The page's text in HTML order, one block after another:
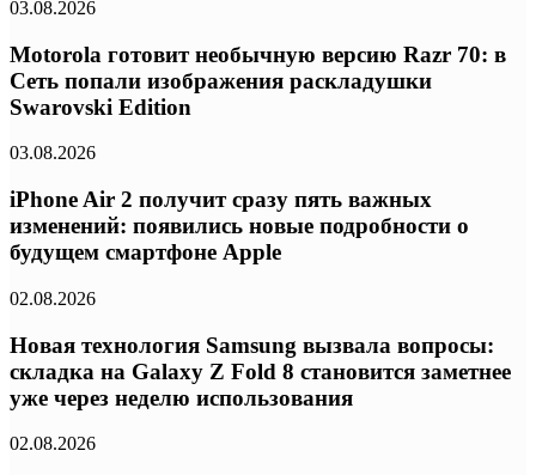
03.08.2026
Motorola готовит необычную версию Razr 70: в
Сеть попали изображения раскладушки
Swarovski Edition
03.08.2026
iPhone Air 2 получит сразу пять важных
изменений: появились новые подробности о
будущем смартфоне Apple
02.08.2026
Новая технология Samsung вызвала вопросы:
складка на Galaxy Z Fold 8 становится заметнее
уже через неделю использования
02.08.2026